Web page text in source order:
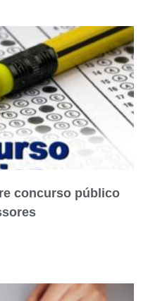
concurso público